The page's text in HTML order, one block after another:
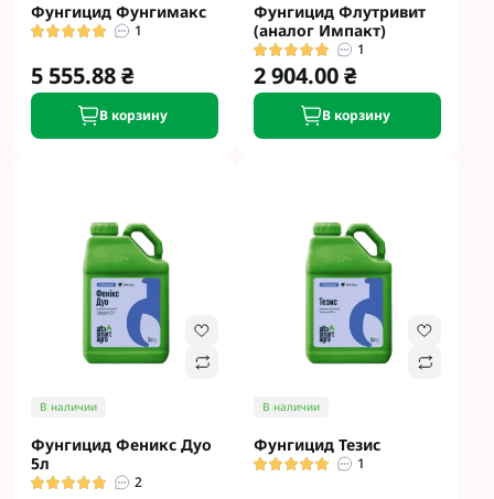
Фунгицид Фунгимакс
1
5 555.88 ₴
В корзину
Фунгицид Флутривит
(аналог Импакт)
1
2 904.00 ₴
В корзину
В наличии
Фунгицид Феникс Дуо
5л
2
В наличии
Фунгицид Тезис
1